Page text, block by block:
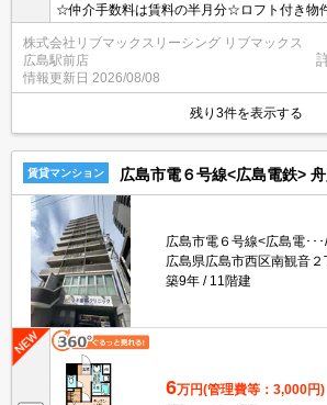
☆仲介手数料は賃料の半月分☆ロフト付き物
ガスで光熱費を抑えられます☆２口システム
座など室内設備そろってます☆モニター付き
も安心です☆彡
株式会社リブマックスリーシング リブマックス
広島駅前店
情報更新日 2026/08/08
残り3件を表示する
賃貸マンション 広島市電６号線<広島電鉄> 舟入川
広島市電６号線<広島電･･
広島県広島市西区南観音２
築9年
11階建
6万円(管理費等：3,000円)